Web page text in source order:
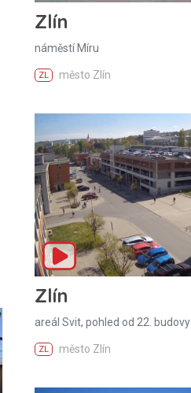
Zlín
náměstí Míru
ZL město Zlín
Zlín
areál Svit, pohled od 22. budovy
ZL město Zlín